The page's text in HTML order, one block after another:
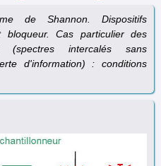
de Shannon. Dispositifs
bloqueur. Cas particulier des
intercalés sans
d'information) : conditions